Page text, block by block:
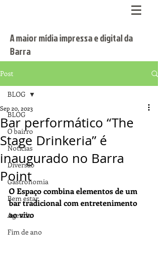
A maior mídia impressa e digital da
Barra
Post
BLOG
O bairro
Notícias
Diversão
Gastronomia
Bem estar
Agenda
Fim de ano
BLOG
Bar performático “The
Stage Drinkeria” é
inaugurado no Barra
Point
Sep 20, 2023
O Espaço combina elementos de um
bar tradicional com entretenimento
ao vivo